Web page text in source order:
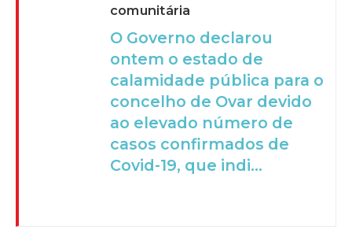
comunitária
O Governo declarou
ontem o estado de
calamidade pública para o
concelho de Ovar devido
ao elevado número de
casos confirmados de
Covid-19, que indi...